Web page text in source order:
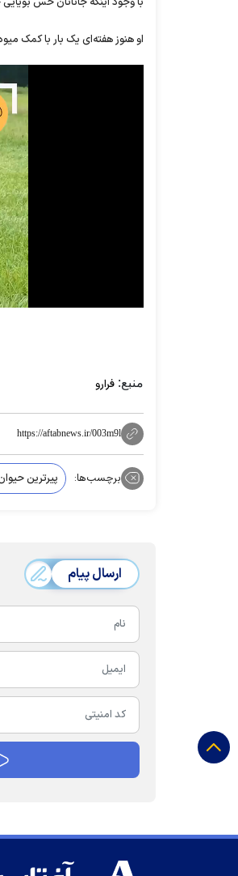
او هنوز هفته‌ای یک بار با کمک
منبع: فرارو
https://aftabnews.ir/003m9l
برچسب‌ها: پیرترین
ارسال پیام